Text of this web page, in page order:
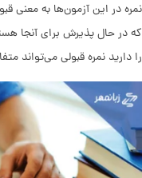
نمره در این آزمون‌ها به معنی
که در حال پذیرش برای آنجا
را دارید نمره قبولی می‌تواند